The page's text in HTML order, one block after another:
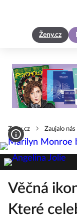
Ženy.cz
Zeny.cz Zaujalo nás
Věčná
Které